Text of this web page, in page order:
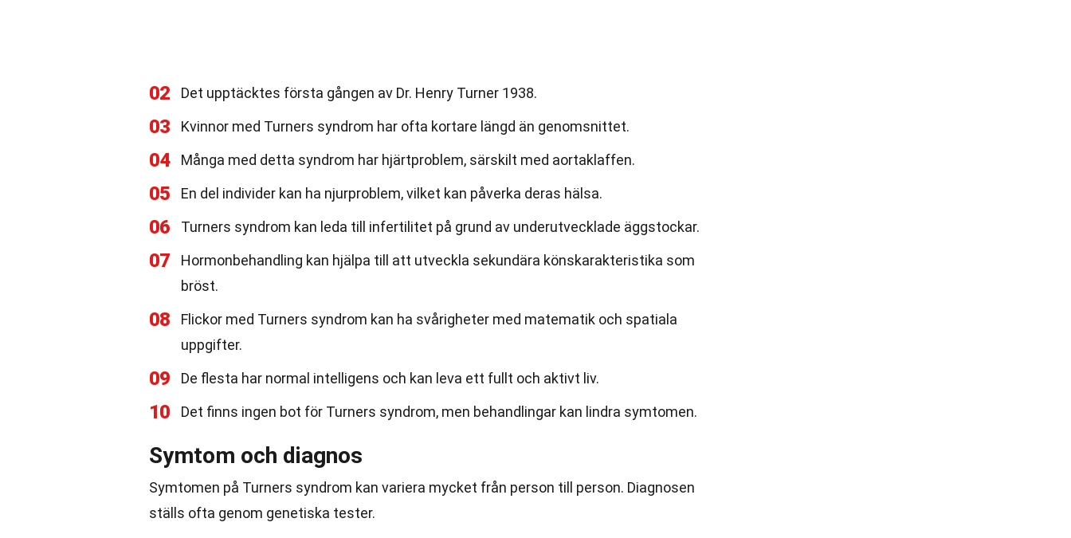
02 Det upptäcktes första gången av Dr. Henry Turner 1938.
03 Kvinnor med Turners syndrom har ofta kortare längd än genomsnittet.
04 Många med detta syndrom har hjärtproblem, särskilt med aortaklaffen.
05 En del individer kan ha njurproblem, vilket kan påverka deras hälsa.
06 Turners syndrom kan leda till infertilitet på grund av underutvecklade äggstockar.
07
Hormonbehandling kan hjälpa till att utveckla sekundära könskarakteristika som
bröst.
08
Flickor med Turners syndrom kan ha svårigheter med matematik och spatiala
uppgifter.
09 De flesta har normal intelligens och kan leva ett fullt och aktivt liv.
10 Det finns ingen bot för Turners syndrom, men behandlingar kan lindra symtomen.
Symtom och diagnos
Symtomen på Turners syndrom kan variera mycket från person till person. Diagnosen
ställs ofta genom genetiska tester.